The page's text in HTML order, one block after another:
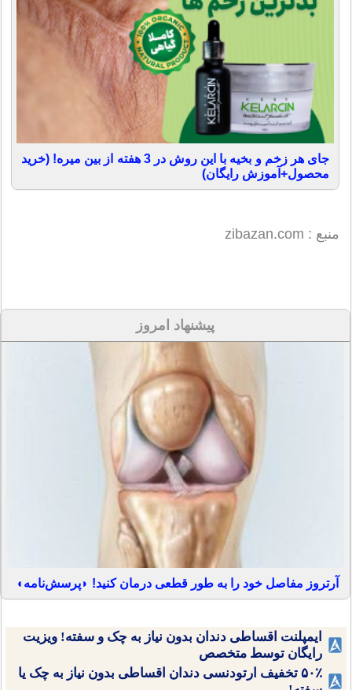
جای هر زخم و بخیه با این روش در 3 هفته از بین میره! (خرید
محصول+آموزش رایگان)
منبع : zibazan.com
پیشنهاد امروز
آرتروز مفاصل خود را به طور قطعی درمان کنید! ◗پرسش‌نامه◖
ایمپلنت اقساطی دندان بدون نیاز به چک و سفته! ویزیت
رایگان توسط متخصص
۵۰٪ تخفیف ارتودنسی دندان اقساطی بدون نیاز به چک یا